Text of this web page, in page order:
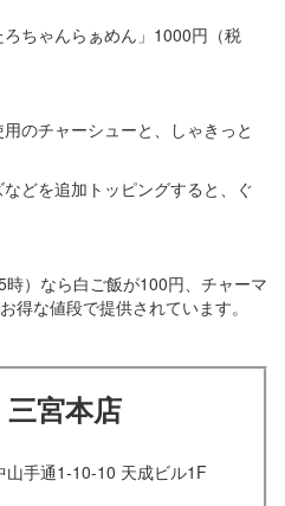
ちゃんらぁめん」1000円（税
のチャーシューと、しゃきっと
どを追加トッピングすると、ぐ
）なら白ご飯が100円、チャーマ
得な値段で提供されています。
宮本店
山手通1-10-10 天成ビル1F